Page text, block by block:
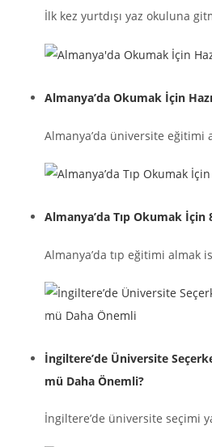
İlk kez yurtdışı yaz okuluna
Almanya’da Okumak İçin
Almanya’da üniversite eğitimi
Almanya’da Tıp Okumak İçin
Almanya’da tıp eğitimi almak
İngiltere’de Üniversite
mü Daha Önemli?
İngiltere’de üniversite seçimi